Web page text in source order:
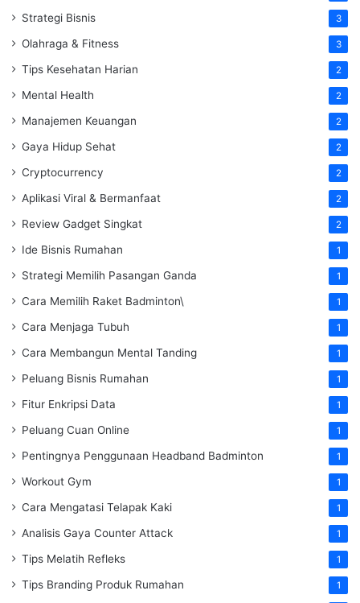
Strategi Bisnis 3
Olahraga & Fitness 3
Tips Kesehatan Harian 2
Mental Health 2
Manajemen Keuangan 2
Gaya Hidup Sehat 2
Cryptocurrency 2
Aplikasi Viral & Bermanfaat 2
Review Gadget Singkat 2
Ide Bisnis Rumahan 1
Strategi Memilih Pasangan Ganda 1
Cara Memilih Raket Badminton\ 1
Cara Menjaga Tubuh 1
Cara Membangun Mental Tanding 1
Peluang Bisnis Rumahan 1
Fitur Enkripsi Data 1
Peluang Cuan Online 1
Pentingnya Penggunaan Headband Badminton 1
Workout Gym 1
Cara Mengatasi Telapak Kaki 1
Analisis Gaya Counter Attack 1
Tips Melatih Refleks 1
Tips Branding Produk Rumahan 1